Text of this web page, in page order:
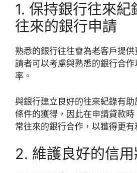
1. 保持銀行往來紀
往來的銀行申請
熟悉的銀行往往會為老客戶提
請者可以考慮與熟悉的銀行合作
率。
與銀行建立良好的往來紀錄有
條件的獲得，因此在申請貸款
常往來的銀行合作，以獲得更有
2. 維護良好的信